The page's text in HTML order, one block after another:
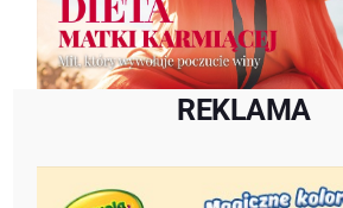
REKLAMA